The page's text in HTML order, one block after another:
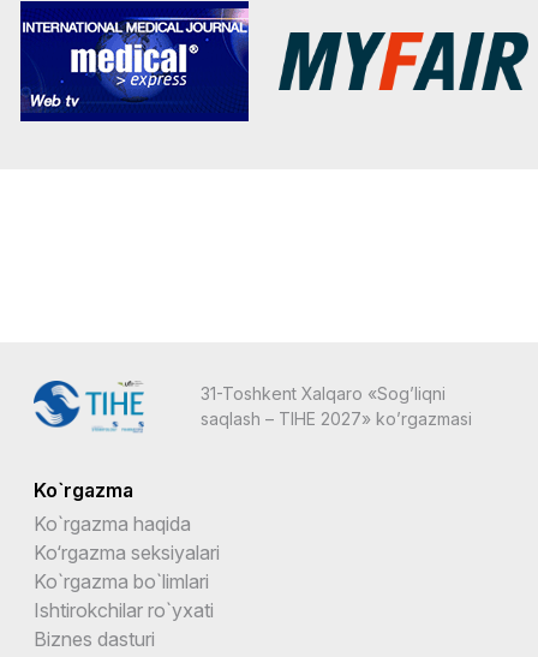
31-Toshkent Xalqaro «Sog’liqni
saqlash – TIHE 2027» ko’rgazmasi
Ko`rgazma
Ko`rgazma haqida
Ko‘rgazma seksiyalari
Ko`rgazma bo`limlari
Ishtirokchilar ro`yxati
Biznes dasturi